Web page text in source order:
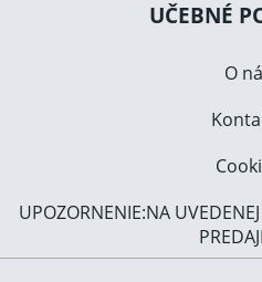
UČEBNÉ
O
UPOZORNENIE:NA